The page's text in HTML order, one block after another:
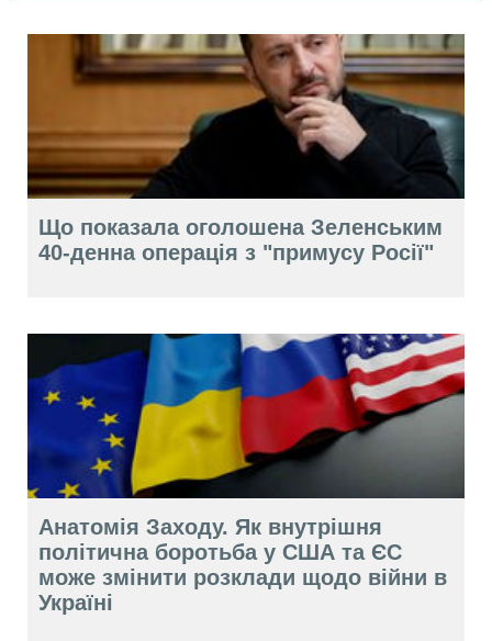
Що показала оголошена Зеленським
40-денна операція з "примусу Росії"
Анатомія Заходу. Як внутрішня
політична боротьба у США та ЄС
може змінити розклади щодо війни в
Україні